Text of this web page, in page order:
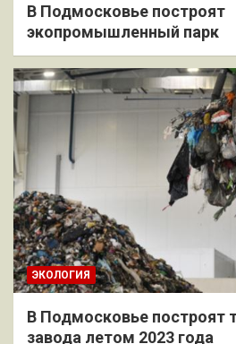
В Подмосковье построят
экопромышленный парк
ЭКОЛОГИЯ
В Подмосковье построят
завода летом 2023 года